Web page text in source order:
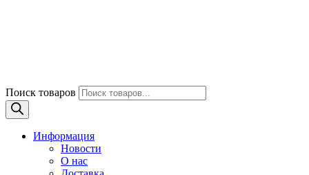
Поиск товаров
Информация
Новости
О нас